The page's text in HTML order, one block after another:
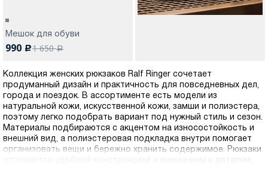
Мешок для обуви
990 c1 650a
Коллекция женских рюкзаков Ralf Ringer сочетает
продуманный дизайн и практичность для повседневных дел,
города и поездок. В ассортименте есть модели из
натуральной кожи, искусственной кожи, замши и полиэстера,
поэтому легко подобрать вариант под нужный стиль и сезон.
Материалы подбираются с акцентом на износостойкость и
внешний вид, а полиэстеровая подкладка внутри помогает
организовать вещи и бережно хранить содержимое. Рюкзаки